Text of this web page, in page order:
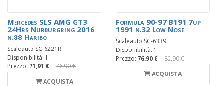
Mercedes SLS AMG GT3
24Hrs Nurburgring 2016
n.88 Haribo
Scaleauto SC-6221R
Disponibilità: 1
Prezzo: 71,91 €
76,90 €
ACQUISTA
Formula 90-97 B191 7up
1991 n.32 Low Nose
Scaleauto SC-6339
Disponibilità: 1
Prezzo: 76,90 €
82,90 €
ACQUISTA